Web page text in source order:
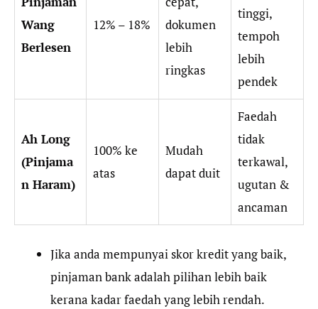
Wang
Berlesen
12% – 18%
dokumen
lebih
ringkas
tinggi,
tempoh
lebih
pendek
Ah Long
(Pinjama
n Haram)
100% ke
atas
Mudah
dapat duit
Faedah
tidak
terkawal,
ugutan &
ancaman
Jika anda mempunyai skor kredit yang baik,
pinjaman bank adalah pilihan lebih baik
kerana kadar faedah yang lebih rendah.